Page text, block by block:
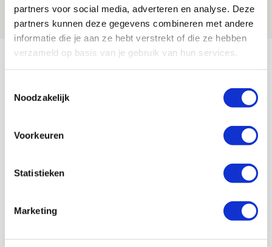
partners voor social media, adverteren en analyse. Deze
partners kunnen deze gegevens combineren met andere
informatie die je aan ze hebt verstrekt of die ze hebben
verzameld op basis van je gebruik van hun services.
Noodzakelijk
Voorkeuren
Statistieken
Marketing
08 AUGUSTUS 2026 - 10:04
NIEUWS
Bekijk meer
SEP